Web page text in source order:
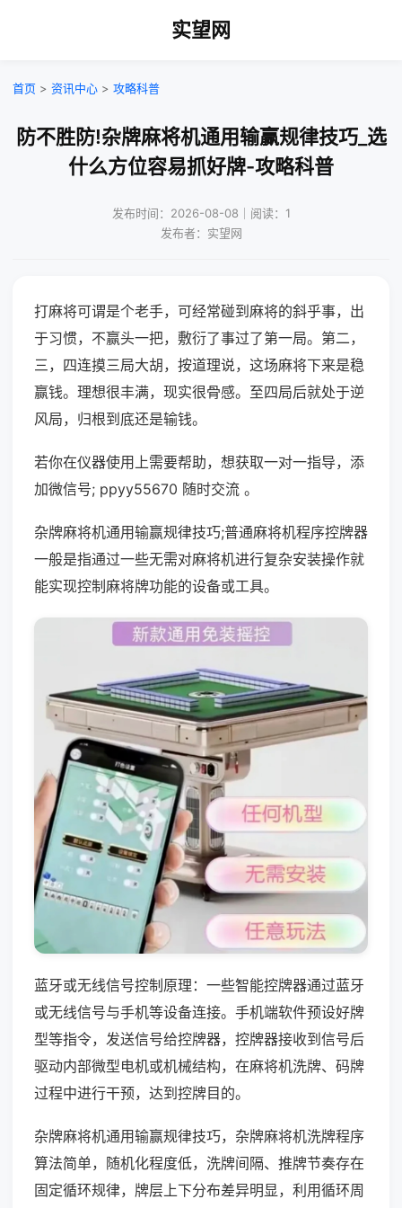
实望网
首页 > 资讯中心 > 攻略科普
防不胜防!杂牌麻将机通用输赢规律技巧_选
什么方位容易抓好牌-攻略科普
发布时间：2026-08-08｜阅读：1
发布者：实望网
打麻将可谓是个老手，可经常碰到麻将的斜乎事，出
于习惯，不赢头一把，敷衍了事过了第一局。第二，
三，四连摸三局大胡，按道理说，这场麻将下来是稳
赢钱。理想很丰满，现实很骨感。至四局后就处于逆
风局，归根到底还是输钱。
若你在仪器使用上需要帮助，想获取一对一指导，添
加微信号; ppyy55670 随时交流 。
杂牌麻将机通用输赢规律技巧;普通麻将机程序控牌器
一般是指通过一些无需对麻将机进行复杂安装操作就
能实现控制麻将牌功能的设备或工具。
蓝牙或无线信号控制原理：一些智能控牌器通过蓝牙
或无线信号与手机等设备连接。手机端软件预设好牌
型等指令，发送信号给控牌器，控牌器接收到信号后
驱动内部微型电机或机械结构，在麻将机洗牌、码牌
过程中进行干预，达到控牌目的。
杂牌麻将机通用输赢规律技巧，杂牌麻将机洗牌程序
算法简单，随机化程度低，洗牌间隔、推牌节奏存在
固定循环规律，牌层上下分布差异明显，利用循环周